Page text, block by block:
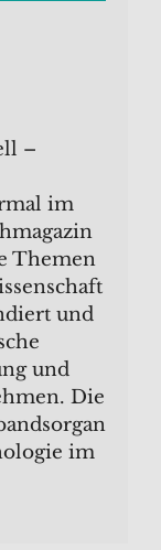
–
im
Themen
und
und
Die
im